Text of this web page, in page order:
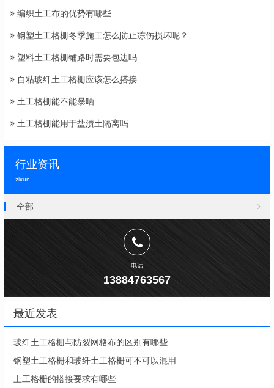
编织土工布的优势有哪些
钢塑土工格栅冬季施工怎么防止冻伤损坏呢？
塑料土工格栅铺路时需要包边吗
自粘玻纤土工格栅应该怎么搭接
土工格栅能不能暴晒
土工格栅能用于盐渍土隔离吗
行业资讯
zixun
全部
电话
13884763567
最近发表
玻纤土工格栅与防裂网格布的区别有哪些
钢塑土工格栅和玻纤土工格栅可不可以混用
土工格栅的搭接要求有哪些